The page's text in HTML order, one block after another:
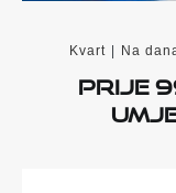
Kvart Na
Prije